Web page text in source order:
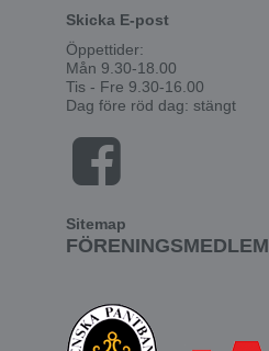
Skicka E-post
Öppettider:
Mån 9.30-18.00
Tis - Fre 9.30-16.00
Dag före röd dag: stängt
Sitemap
FÖRENINGSMEDLEM